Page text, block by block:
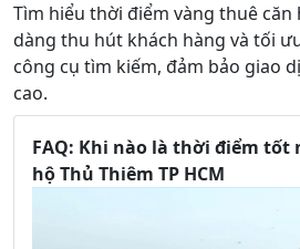
Tìm hiểu thời điểm vàng thuê căn
dàng thu hút khách hàng và tối
công cụ tìm kiếm, đảm bảo giao
cao.
FAQ: Khi nào là thời điểm tốt
hộ Thủ Thiêm TP HCM